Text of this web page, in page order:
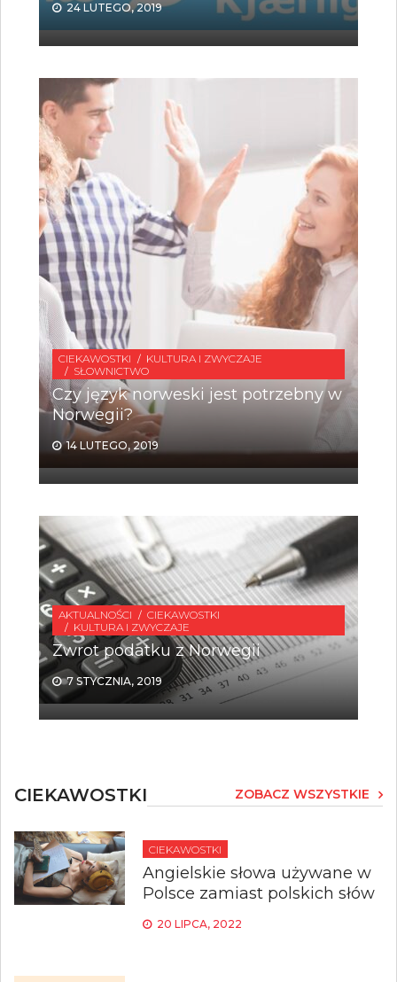
24 LUTEGO, 2019
CIEKAWOSTKI
KULTURA I ZWYCZAJE
SŁOWNICTWO
Czy język norweski jest potrzebny w
Norwegii?
14 LUTEGO, 2019
AKTUALNOŚCI
CIEKAWOSTKI
KULTURA I ZWYCZAJE
Zwrot podatku z Norwegii
7 STYCZNIA, 2019
CIEKAWOSTKI ZOBACZ WSZYSTKIE
CIEKAWOSTKI
Angielskie słowa używane w
Polsce zamiast polskich słów
20 LIPCA, 2022